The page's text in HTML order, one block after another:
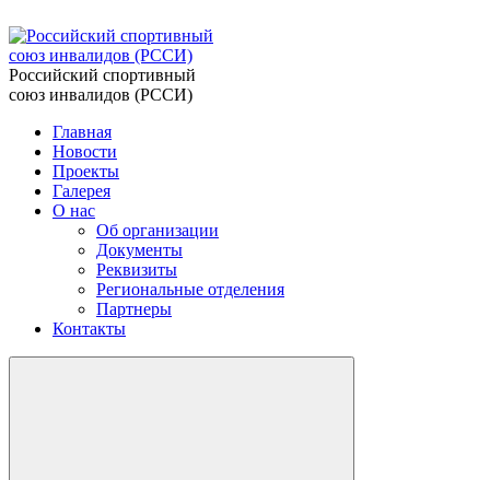
Российский спортивный
союз инвалидов (РССИ)
Главная
Новости
Проекты
Галерея
О нас
Об организации
Документы
Реквизиты
Региональные отделения
Партнеры
Контакты